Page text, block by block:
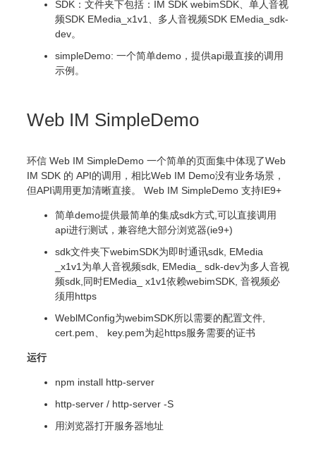
SDK：文件夹下包括：IM SDK webimSDK、单人音视
频SDK EMedia_x1v1、多人音视频SDK EMedia_sdk-
dev。
simpleDemo: 一个简单demo，提供api最直接的调用
示例。
Web IM SimpleDemo
环信 Web IM SimpleDemo 一个简单的页面集中体现了Web
IM SDK 的 API的调用，相比Web IM Demo没有业务场景，
但API调用更加清晰直接。 Web IM SimpleDemo 支持IE9+
简单demo提供最简单的集成sdk方式,可以直接调用
api进行测试，兼容绝大部分浏览器(ie9+)
sdk文件夹下webimSDK为即时通讯sdk, EMedia
_x1v1为单人音视频sdk, EMedia_ sdk-dev为多人音视
频sdk,同时EMedia_ x1v1依赖webimSDK, 音视频必
须用https
WeblMConfig为webimSDK所以需要的配置文件,
cert.pem、 key.pem为起https服务需要的证书
运行
npm install http-server
http-server / http-server -S
用浏览器打开服务器地址